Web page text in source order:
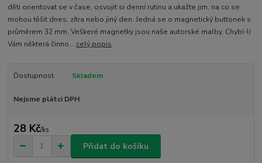
děti orientovat se v čase, osvojit si denní rutinu a ukažte jim, na co se
mohou těšit dnes, zítra nebo jiný den. Jedná se o magnetický buttonek s
průměrem 32 mm. Veškeré magnetky jsou naše autorské malby. Chybí-li
Vám některá činno... celý popis
Dostupnost Skladem
Nejsme plátci DPH
28 Kč/ks
Přidat do košíku